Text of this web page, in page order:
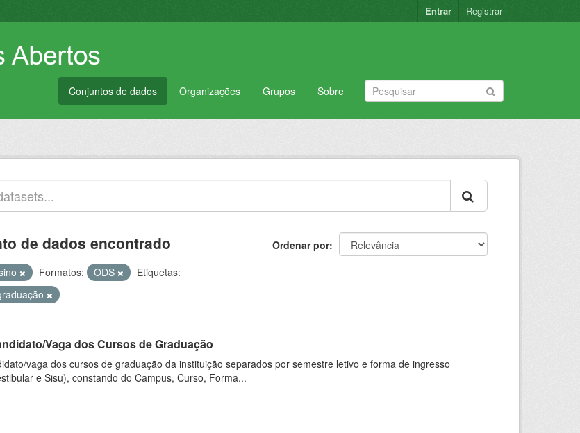
Entrar Registrar
Conjuntos de dados Organizações Grupos Sobre
Ordenar por
de dados encontrado
Formatos: ODS
Etiquetas:
Vaga dos Cursos de Graduação
vaga dos cursos de graduação da instituição separados por semestre letivo e forma de ingresso
e Sisu), constando do Campus, Curso, Forma...